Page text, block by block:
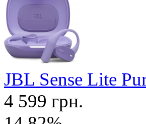
JBL Sense Lite
4 599 грн.